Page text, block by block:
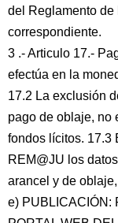
del Reglamento de
correspondiente.
3 .- Articulo 17.-
efectúa en la
17.2 La exclusión
pago de oblaje, no
fondos lícitos. 17.3
REM@JU los
arancel y de
e) PUBLICACIÓN: